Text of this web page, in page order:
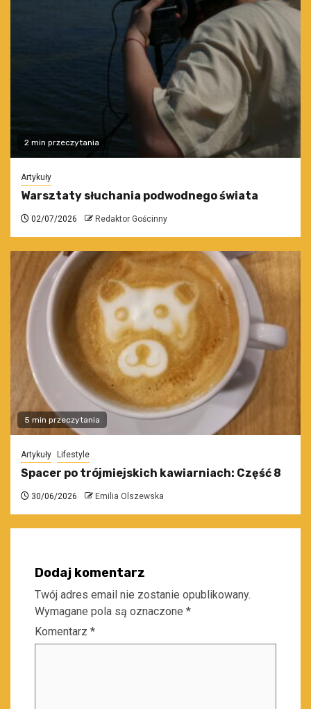
2 min przeczytania
Artykuły
Warsztaty słuchania podwodnego świata
02/07/2026 Redaktor Gościnny
5 min przeczytania
Artykuły Lifestyle
Spacer po trójmiejskich kawiarniach: Część 8
30/06/2026 Emilia Olszewska
Dodaj komentarz
Twój adres email nie zostanie opublikowany.
Wymagane pola są oznaczone *
Komentarz *